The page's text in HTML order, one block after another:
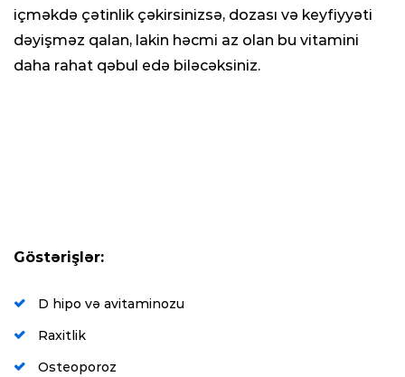
içməkdə çətinlik çəkirsinizsə, dozası və keyfiyyəti
dəyişməz qalan, lakin həcmi az olan bu vitamini
daha rahat qəbul edə biləcəksiniz.
Göstərişlər:
D hipo və avitaminozu
Raxitlik
Osteoporoz